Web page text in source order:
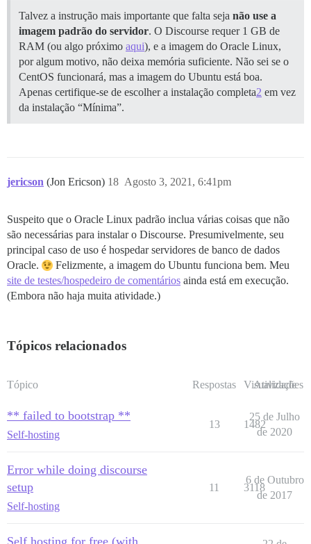
Talvez a instrução mais importante que falta seja não use a
imagem padrão do servidor. O Discourse requer 1 GB de
RAM (ou algo próximo aqui), e a imagem do Oracle Linux,
por algum motivo, não deixa memória suficiente. Não sei se o
CentOS funcionará, mas a imagem do Ubuntu está boa.
Apenas certifique-se de escolher a instalação completa2 em vez
da instalação “Mínima”.
jericson (Jon Ericson) Agosto 3, 2021, 6:41pm
18
Suspeito que o Oracle Linux padrão inclua várias coisas que não
são necessárias para instalar o Discourse. Presumivelmente, seu
principal caso de uso é hospedar servidores de banco de dados
Oracle.
Felizmente, a imagem do Ubuntu funciona bem. Meu
site de testes/hospedeiro de comentários ainda está em execução.
(Embora não haja muita atividade.)
Tópicos relacionados
Tópico Respostas Visualizações
Atividade
** failed to bootstrap **
Self-hosting
13 1482
25 de Julho
de 2020
Error while doing discourse
setup
Self-hosting
11 3118
6 de Outubro
de 2017
Self hosting for free (with